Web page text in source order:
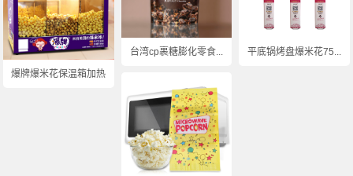
爆牌爆米花保温箱加热...
台湾cp裹糖膨化零食... 平底锅烤盘爆米花75...